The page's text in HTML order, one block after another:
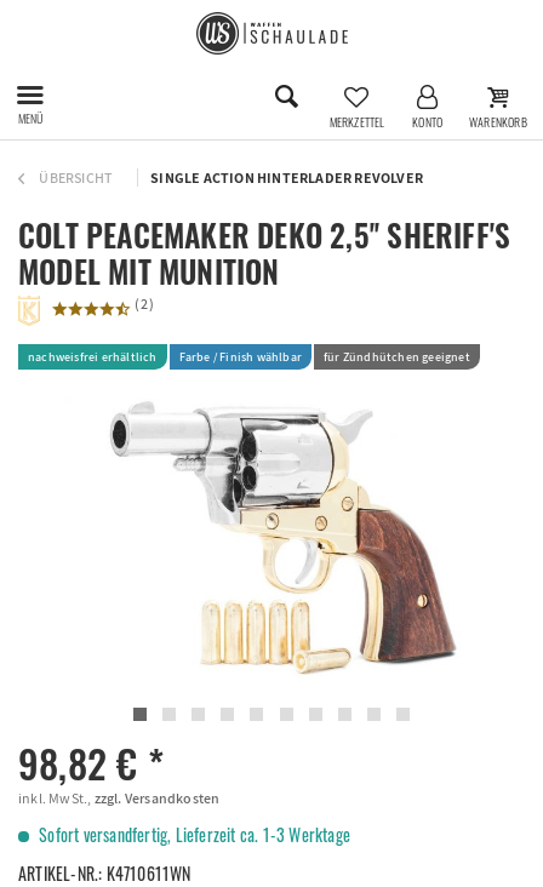
MENÜ MERKZETTEL KONTO WARENKORB
ÜBERSICHT SINGLE ACTION HINTERLADER REVOLVER
COLT PEACEMAKER DEKO 2,5'' SHERIFF'S
MODEL MIT MUNITION
(2)
nachweisfrei erhältlich Farbe / Finish wählbar für Zündhütchen geeignet
98,82 € *
inkl. MwSt., zzgl. Versandkosten
Sofort versandfertig, Lieferzeit ca. 1-3 Werktage
ARTIKEL-NR.:K4710611WN